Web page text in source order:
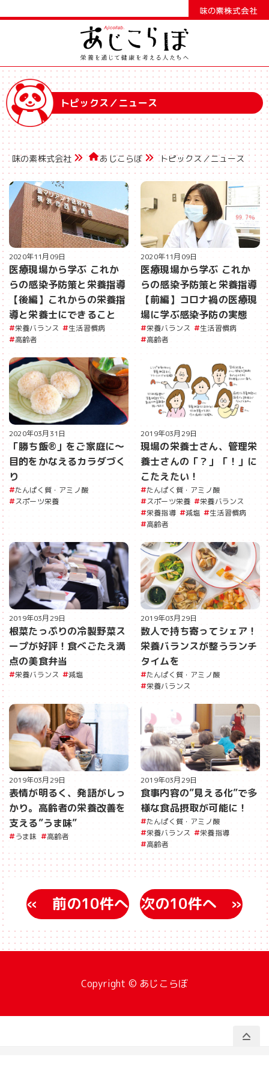
トピックス／ニュース
味の素株式会社 あじこらぼ トピックス／ニュース
2020年11月09日
医療現場から学ぶ これか
らの感染予防策と栄養指導
【後編】これからの栄養指
導と栄養士にできること
栄養バランス
生活習慣病
高齢者
2020年11月09日
医療現場から学ぶ これか
らの感染予防策と栄養指導
【前編】コロナ禍の医療現
場に学ぶ感染予防の実態
栄養バランス
生活習慣病
高齢者
2020年03月31日
「勝ち飯®」をご家庭に〜
目的をかなえるカラダづく
り
たんぱく質・アミノ酸
スポーツ栄養
2019年03月29日
現場の栄養士さん、管理栄
養士さんの「？」「！」に
こたえたい！
たんぱく質・アミノ酸
スポーツ栄養
栄養バランス
栄養指導
減塩
生活習慣病
高齢者
2019年03月29日
根菜たっぷりの冷製野菜ス
ープが好評！食べごたえ満
点の美食弁当
栄養バランス 減塩
2019年03月29日
数人で持ち寄ってシェア！
栄養バランスが整うランチ
タイムを
たんぱく質・アミノ酸
栄養バランス
2019年03月29日
表情が明るく、発語がしっ
かり。高齢者の栄養改善を
支える”うま味”
うま味 高齢者
2019年03月29日
食事内容の”見える化”で多
様な食品摂取が可能に！
たんぱく質・アミノ酸
栄養バランス
栄養指導
高齢者
« »
Copyright © あじこらぼ